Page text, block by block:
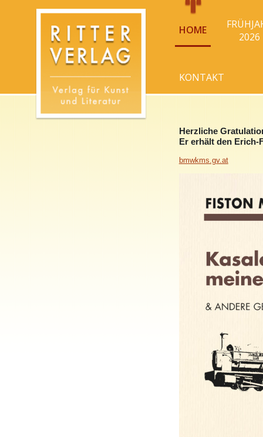
HOME
2026
KONTAKT
Herzliche
Er erhält den Erich-
bmwkms.gv.at